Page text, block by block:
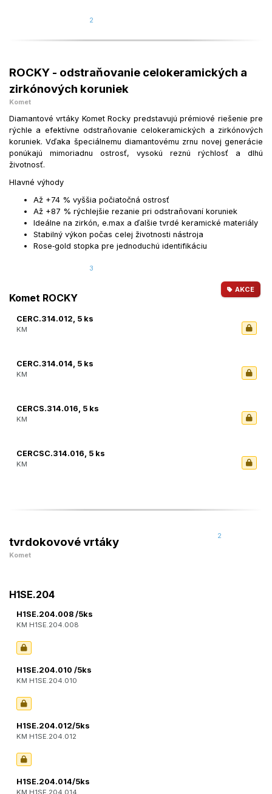
2
ROCKY - odstraňovanie celokeramických a
zirkónových koruniek
Komet
Diamantové vrtáky Komet Rocky predstavujú prémiové riešenie pre
rýchle a efektívne odstraňovanie celokeramických a zirkónových
koruniek. Vďaka špeciálnemu diamantovému zrnu novej generácie
ponúkajú mimoriadnu ostrosť, vysokú reznú rýchlosť a dlhú
životnosť.
Hlavné výhody
Až +74 % vyššia počiatočná ostrosť
Až +87 % rýchlejšie rezanie pri odstraňovaní koruniek
Ideálne na zirkón, e.max a ďalšie tvrdé keramické materiály
Stabilný výkon počas celej životnosti nástroja
Rose‑gold stopka pre jednoduchú identifikáciu
3
AKCE
Komet ROCKY
CERC.314.012, 5 ks
KM
CERC.314.014, 5 ks
KM
CERCS.314.016, 5 ks
KM
CERCSC.314.016, 5 ks
KM
tvrdokovové vrtáky
Komet
2
H1SE.204
H1SE.204.008 /5ks
KM H1SE.204.008
H1SE.204.010 /5ks
KM H1SE.204.010
H1SE.204.012/5ks
KM H1SE.204.012
H1SE.204.014/5ks